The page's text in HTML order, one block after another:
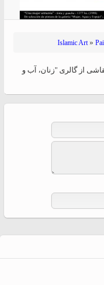
Islamic Art»
از گالری "زنان، آب و